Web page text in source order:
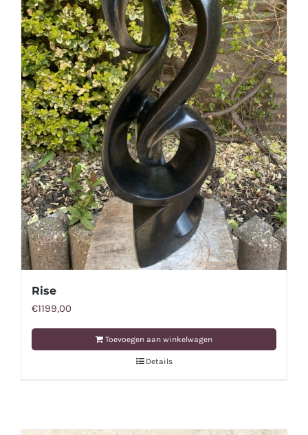
Rise
€1199,00
Toevoegen aan winkelwagen
Details